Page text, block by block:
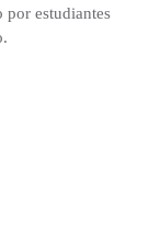
por estudiantes